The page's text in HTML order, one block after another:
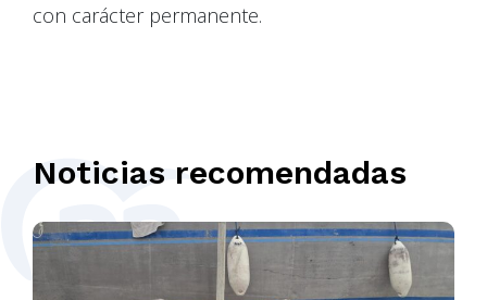
con carácter permanente.
Noticias recomendadas